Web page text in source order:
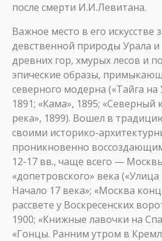
после смерти И.И.Левитана.
Важное место в его искусстве
девственной природы Урала
древних гор, хмурых лесов и
эпические образы,
северного модерна («Тайга на
1891; «Кама», 1895; «Северный
река», 1899). Вошел в
своими историко-
проникновенно
12-17 вв., чаще всего —
«допетровского» века
Начало 17 века»; «Москва
рассвете у Воскресенских
1900; «Книжные лавочки на
«Гонцы. Ранним утром в